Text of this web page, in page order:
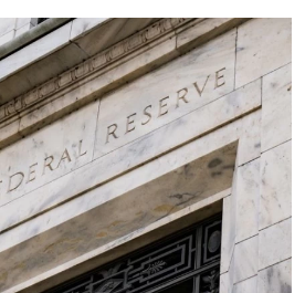
για τις τιμές των
07-08-2026
την επιλογή παρόχου
Κύπρο
07-08-2026
εγγραφές οχημάτων στο επτάμηνο
σε σχέση με πέρσι